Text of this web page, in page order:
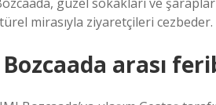
mirasıyla ziyaretçileri cezbeder.
arası